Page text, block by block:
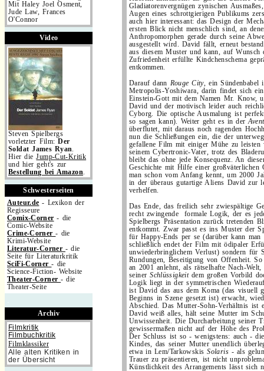
Mit Haley Joel Osment,
Jude Law, Frances
O'Connor
Video
Steven Spielbergs
vorletzter Film:Der
Soldat James Ryan.
Hier dieJump-Cut-Kritik
und hier geht's zur
Bestellung bei Amazon.
Schwesterseiten
Auteur.de - Lexikon der
Regisseure
Comix-Corner - die
Comic-Website
Crime-Corner- die
Krimi-Website
Literatur-Corner - die
Seite für Literaturkritik
SciFi-Corner- die
Science-Fiction- Website
Theater-Corner- die
Theater-Seite
.
Archiv
Filmkritik
Filmbuchkritik
Filmklassiker
Alle alten Kritiken in
der Übersicht
Gladiatorenvergnügen zynischen
Augen eines schrottgierigen Publikums
auch hier interessant: das Design der
ersten Blick nicht menschlich sind, an
Anthropomorphen gerade durch seine
ausgestellt wird. David fällt, erneut
aus diesem Muster und kann, auf Wunsch
Zufriedenheit erfüllte Kindchenschema
entkommen.
Darauf dann Rouge City, ein Sündenbabel
Metropolis-Yoshiwara, darin findet sich
Einstein-Gott mit dem Namen Mr. Know,
David und der motivisch leider auch
Cyborg. Die optische Ausmalung ist
so sagen kann). Weiter geht es in der
überflutet, mit daraus noch ragenden
nun die Schließungen ein, die der
gefallene Film mit einiger Mühe zu leisten
seinem Cybertronic-Vater, trotz des
bleibt das ohne jede Konsequenz. An
Geschichte mit Hilfe einer großväterlichen
man schon vom Anfang kennt, um 2000
in der überaus gutartige Aliens David zur
verhelfen.
Das Ende, das freilich sehr zwiespältige
recht zwingende formale Logik, der es
Spielbergs Präsentation zurück tretenden
entkommt. Zwar passt es ins Muster der
für Happy-Ends per se (darüber kann man
schließlich endet der Film mit ödipaler
unwiederbringlichem Verlust) sondern für
Rundungen, Beseitigung von Offenheit.
an 2001 anlehnt, als rätselhafte Nach-
seinerSchlüssigkeitdem großen Vorbild
Logik liegt in der symmetrischen
ist David das aus dem Koma (das visuell
Beginns in Szene gesetzt ist) erwacht,
Abschied. Das Mutter-Sohn-Verhältnis ist
David weiß alles, hält seine Mutter im
Unwissenheit. Die Durcharbeitung seiner
gewissermaßen nicht auf der Höhe des
Der Schluss ist so - wenigstens: auch -
Kindes, das seiner Mutter unendlich
etwa in Lem/TarkowskisSolaris- als
Trauer zu präsentieren, ist nicht
Künstlichkeit des Arrangements lässt sich